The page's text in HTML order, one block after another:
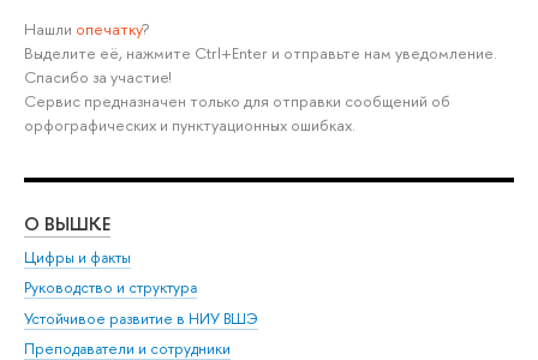
Нашли опечатку?
ыделите её, нажмите Ctrl+Enter и отправьте нам уведомление.
Спасибо за участие!
Сервис предназначен только для отправки сообщений о
орфографических и пунктуационных ошибках.
О ВЫШКЕ
Цифры и факты
Руководство и структура
Устойчивое развитие в НИУ ВШЭ
Преподаватели и сотрудники